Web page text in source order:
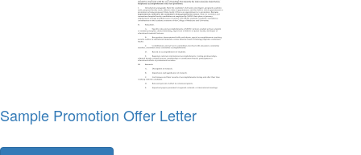
Sample Promotion Offer Letter